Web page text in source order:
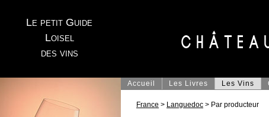
Le petit Guide
Loisel
des vins
Accueil Les Livres Les Vins
France > Languedoc > Par producteur